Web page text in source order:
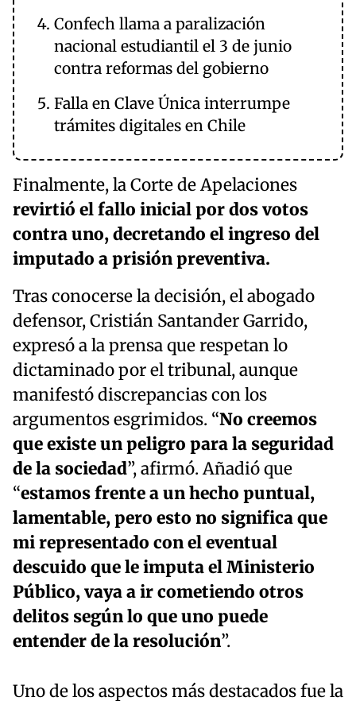
Confech llama a paralización
nacional estudiantil el 3 de junio
contra reformas del gobierno
Falla en Clave Única interrumpe
trámites digitales en Chile
Finalmente, la Corte de Apelaciones
revirtió el fallo inicial por dos votos
contra uno, decretando el ingreso del
imputado a prisión preventiva.
Tras conocerse la decisión, el abogado
defensor, Cristián Santander Garrido,
expresó a la prensa que respetan lo
dictaminado por el tribunal, aunque
manifestó discrepancias con los
argumentos esgrimidos. “No creemos
que existe un peligro para la seguridad
de la sociedad”, afirmó. Añadió que
“estamos frente a un hecho puntual,
lamentable, pero esto no significa que
mi representado con el eventual
descuido que le imputa el Ministerio
Público, vaya a ir cometiendo otros
delitos según lo que uno puede
entender de la resolución”.
Uno de los aspectos más destacados fue la